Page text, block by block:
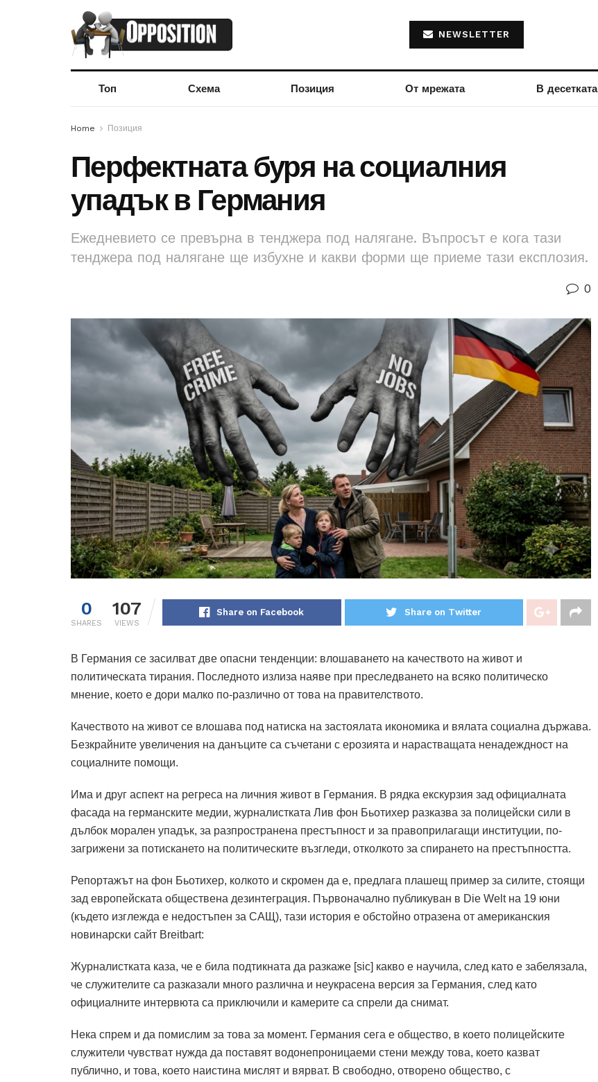
NEWSLETTER
Топ Схема Позиция От мрежата В десетката
Home Позиция
Перфектната буря на социалния
упадък в Германия
Ежедневието се превърна в тенджера под налягане. Въпросът е кога тази
тенджера под налягане ще избухне и какви форми ще приеме тази експлозия.
0
0
SHARES
107
VIEWS
Share on Facebook Share on Twitter
В Германия се засилват две опасни тенденции: влошаването на качеството на живот и
политическата тирания. Последното излиза наяве при преследването на всяко политическо
мнение, което е дори малко по-различно от това на правителството.
Качеството на живот се влошава под натиска на застоялата икономика и вялата социална държава.
Безкрайните увеличения на данъците са съчетани с ерозията и нарастващата ненадеждност на
социалните помощи.
Има и друг аспект на регреса на личния живот в Германия. В рядка екскурзия зад официалната
фасада на германските медии, журналистката Лив фон Бьотихер разказва за полицейски сили в
дълбок морален упадък, за разпространена престъпност и за правоприлагащи институции, по-
загрижени за потискането на политическите възгледи, отколкото за спирането на престъпността.
Репортажът на фон Бьотихер, колкото и скромен да е, предлага плашещ пример за силите, стоящи
зад европейската обществена дезинтеграция. Първоначално публикуван в Die Welt на 19 юни
(където изглежда е недостъпен за САЩ), тази история е обстойно отразена от американския
новинарски сайт Breitbart:
Журналистката каза, че е била подтикната да разкаже [sic] какво е научила, след като е забелязала,
че служителите са разказали много различна и неукрасена версия за Германия, след като
официалните интервюта са приключили и камерите са спрели да снимат.
Нека спрем и да помислим за това за момент. Германия сега е общество, в което полицейските
служители чувстват нужда да поставят водонепроницаеми стени между това, което казват
публично, и това, което наистина мислят и вярват. В свободно, отворено общество, с